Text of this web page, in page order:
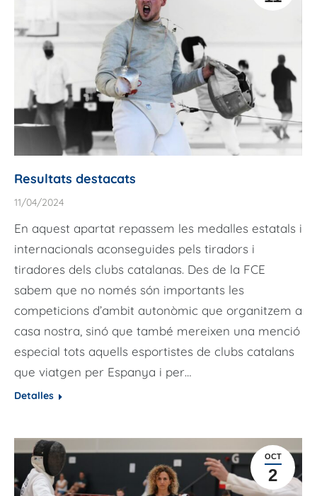
Resultats destacats
11/04/2024
En aquest apartat repassem les medalles estatals i
internacionals aconseguides pels tiradors i
tiradores dels clubs catalanas. Des de la FCE
sabem que no només són importants les
competicions d’ambit autonòmic que organitzem a
casa nostra, sinó que també mereixen una menció
especial tots aquells esportistes de clubs catalans
que viatgen per Espanya i per…
Detalles
OCT
2